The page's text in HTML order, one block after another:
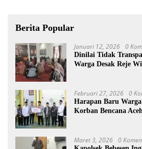
Berita Popular
Januari 12, 2026 0
Dinilai Tidak
Warga Desak Reje
Februari 27, 2026 0
Harapan Baru
Korban Bencana
Maret 3, 2026 0